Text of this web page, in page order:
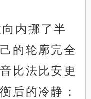
内挪了半
的轮廓完全
比法比安更
后的冷静：